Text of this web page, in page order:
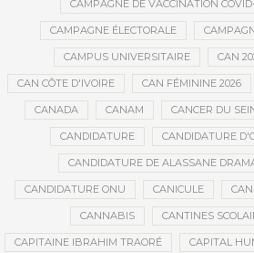
CAMPAGNE DE VACCINATION
CAMPAGNE ÉLECTORALE
CAMPUS UNIVERSITAIRE CAN
CAN CÔTE D'IVOIRE CAN FÉMININE 2026
CANADA CANAM CANCER DU
CANDIDATURE CANDIDATURE
CANDIDATURE DE ALASSANE
CANDIDATURE ONU CANICULE
CANNABIS CANTINES
CAPITAINE IBRAHIM TRAORÉ CAPITAL